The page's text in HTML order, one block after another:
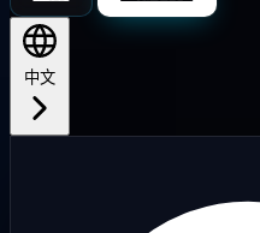
中文